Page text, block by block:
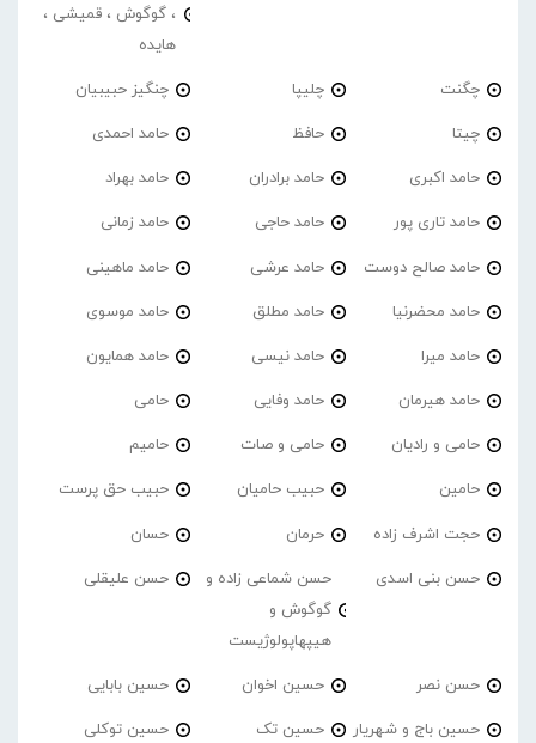
، گوگوش ، قمیشی ،
هایده
چگنت چلیپا چنگیز حبیبیان
چیتا حافظ حامد احمدی
حامد اکبری حامد برادران حامد بهراد
حامد تاری پور حامد حاجی حامد زمانی
حامد صالح دوست حامد عرشی حامد ماهینی
حامد محضرنیا حامد مطلق حامد موسوی
حامد میرا حامد نیسی حامد همایون
حامد هیرمان حامد وفایی حامی
حامی و رادیان حامی و صات حامیم
حامین حبیب حامیان حبیب حق پرست
حجت اشرف زاده حرمان حسان
حسن بنی اسدی
حسن شماعی زاده و
گوگوش و
هیپهاپولوژیست
حسن علیقلی
حسن نصر حسین اخوان حسین بابایی
حسین باج و شهریار حسین تک حسین توکلی